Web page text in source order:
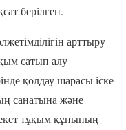
берілген.
арттыру
сатып алу
қолдау шарасы іске
санатына және
тұқым құнының